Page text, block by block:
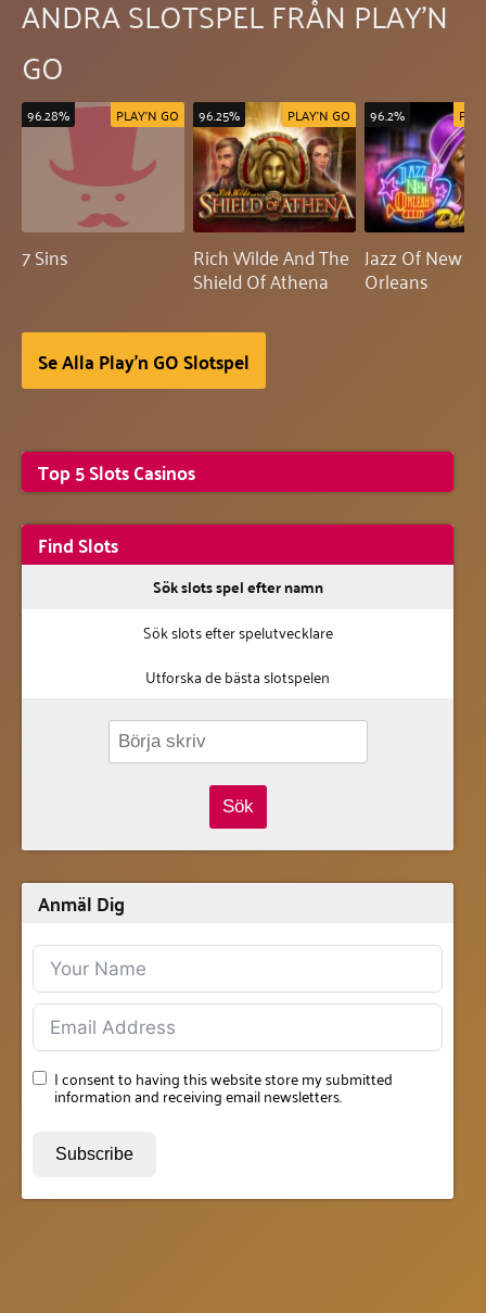
ANDRA SLOTSPEL FRÅN PLAY'N
GO
7 Sins
PLAY'N GO
96.28%
Rich Wilde And The
Shield Of Athena
PLAY'N GO
96.25%
Jazz Of New
Orleans
96.2%
Se Alla Play'n GO Slotspel
Top 5 Slots Casinos
Find Slots
Sök slots spel efter namn
Sök slots efter spelutvecklare
Utforska de bästa slotspelen
Sök
Anmäl Dig
I consent to having this website store my submitted
information and receiving email newsletters.
Subscribe